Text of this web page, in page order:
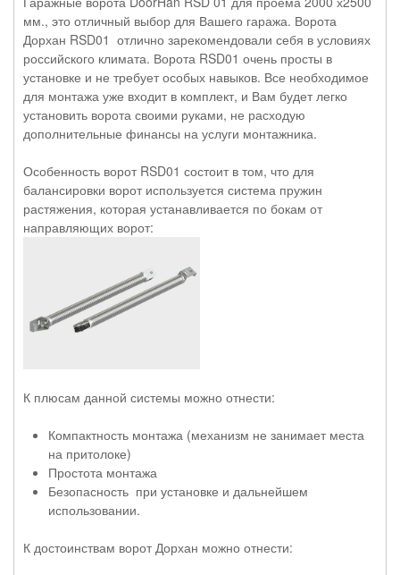
мм., это отличный выбор для Вашего гаража. Ворота
Дорхан RSD01 отлично зарекомендовали себя в условиях
российского климата. Ворота RSD01 очень просты в
установке и не требует особых навыков. Все необходимое
для монтажа уже входит в комплект, и Вам будет легко
установить ворота своими руками, не расходую
дополнительные финансы на услуги монтажника.
Особенность ворот RSD01 состоит в том, что для
балансировки ворот используется система пружин
растяжения, которая устанавливается по бокам от
направляющих ворот:
К плюсам данной системы можно отнести:
Компактность монтажа (механизм не занимает места
на притолоке)
Простота монтажа
Безопасность при установке и дальнейшем
использовании.
К достоинствам ворот Дорхан можно отнести: